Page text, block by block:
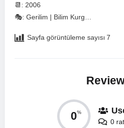
📆: 2006
🎭: Gerilim | Bilim Kurg…
Sayfa görüntüleme sayısı 7
0%
0